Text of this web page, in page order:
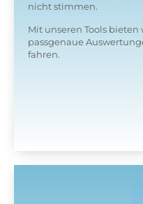
nicht stimmen.
Mit unseren Tools
passgenaue
fahren.